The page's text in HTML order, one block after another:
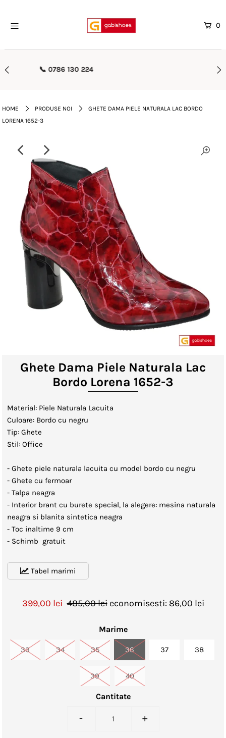
0
🚚 Transport Gratuit Peste 500 lei
HOME PRODUSE NOI
GHETE DAMA PIELE NATURALA LAC BORDO
LORENA 1652-3
Ghete Dama Piele Naturala Lac
Bordo Lorena 1652-3
Material: Piele Naturala Lacuita
Culoare: Bordo cu negru
Tip: Ghete
Stil: Office
- Ghete piele naturala lacuita cu model bordo cu negru
- Ghete cu fermoar
- Talpa neagra
- Interior brant cu burete special, la alegere: mesina naturala
neagra si blanita sintetica neagra
- Toc inaltime 9 cm
- Schimb gratuit
Tabel marimi
399,00 lei 485,00 lei economisesti: 86,00 lei
Marime
33 34 35 36 37 38
39 40
Cantitate
- +
Mega Oferte
Barbati
Rieker
Reduceri
Curele
Lenjerii de Pat
Viziere
Catalog
Contact
Autentificare sau creeaza cont